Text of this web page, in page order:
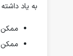
به یاد
ممکن